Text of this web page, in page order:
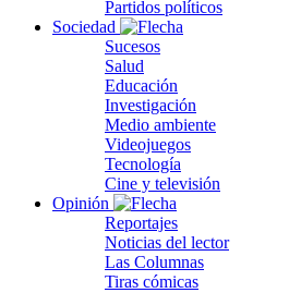
Partidos políticos
Sociedad
Sucesos
Salud
Educación
Investigación
Medio ambiente
Videojuegos
Tecnología
Cine y televisión
Opinión
Reportajes
Noticias del lector
Las Columnas
Tiras cómicas